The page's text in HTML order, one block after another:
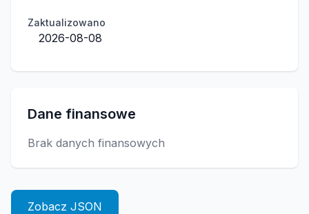
Zaktualizowano
2026-08-08
Dane finansowe
Brak danych finansowych
Zobacz JSON